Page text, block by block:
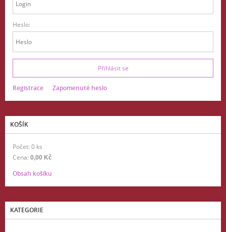
Heslo:
Registrace Zapomenuté heslo
KOŠÍK
Počet: 0 ks
Cena: 0,00 Kč
Obsah košíku
KATEGORIE